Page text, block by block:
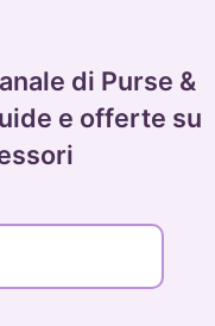
di Purse &
e offerte su